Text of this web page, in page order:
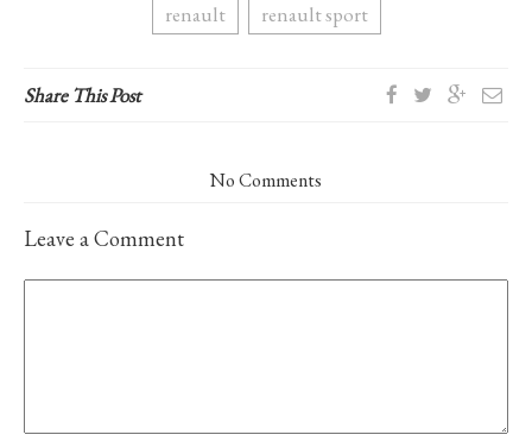
renault
renault sport
Share This Post
No Comments
Leave a Comment